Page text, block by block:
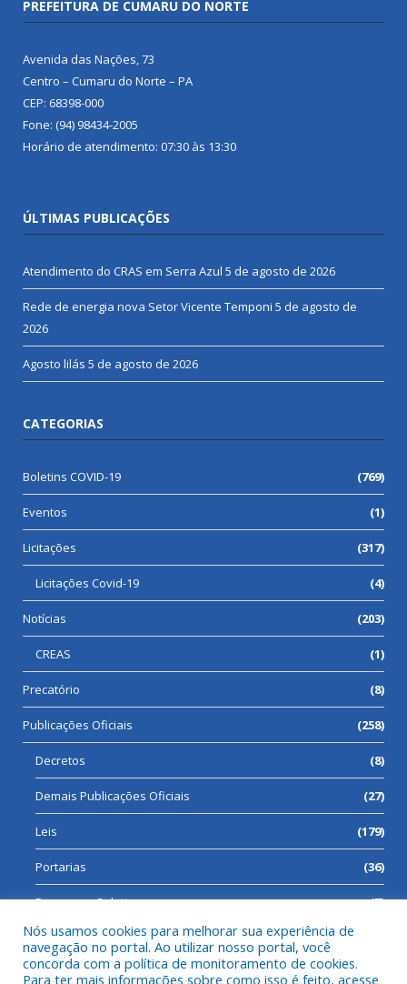
PREFEITURA DE CUMARU DO NORTE
Avenida das Nações, 73
Centro – Cumaru do Norte – PA
CEP: 68398-000
Fone: (94) 98434-2005
Horário de atendimento: 07:30 às 13:30
ÚLTIMAS PUBLICAÇÕES
Atendimento do CRAS em Serra Azul 5 de agosto de 2026
Rede de energia nova Setor Vicente Temponi 5 de agosto de
2026
Agosto lilás 5 de agosto de 2026
CATEGORIAS
Boletins COVID-19 (769)
Eventos (1)
Licitações (317)
Licitações Covid-19 (4)
Notícias (203)
CREAS (1)
Precatório (8)
Publicações Oficiais (258)
Decretos (8)
Demais Publicações Oficiais (27)
Leis (179)
Portarias (36)
Processos Seletivos (7)
Nós usamos cookies para melhorar sua experiência de
navegação no portal. Ao utilizar nosso portal, você
concorda com a política de monitoramento de cookies.
Para ter mais informações sobre como isso é feito, acesse